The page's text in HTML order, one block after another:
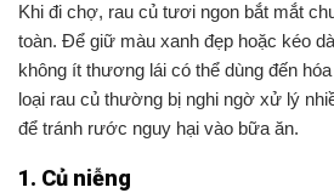
Khi đi chợ, rau củ tươi ngon bắt mắt
toàn. Để giữ màu xanh đẹp hoặc kéo
không ít thương lái có thể dùng đến
loại rau củ thường bị nghi ngờ xử lý
để tránh rước nguy hại vào bữa ăn.
1. Củ niễng